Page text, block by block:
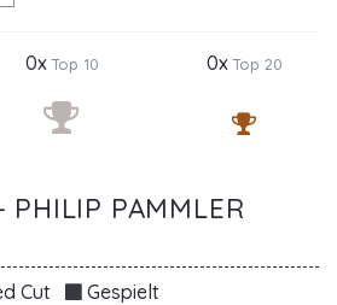
0xTop 10 0xTop 20
PHILIP PAMMLER
Cut
Gespielt